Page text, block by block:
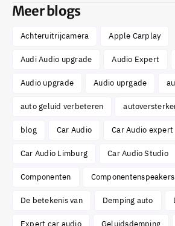
Meer blogs
Achteruitrijcamera Apple Carplay
Audi Audio upgrade Audio Expert
Audio upgrade Audio uprgade
auto geluid verbeteren
blog Car Audio Car Audio expert
Car Audio Limburg Car Audio Studio
Componenten Componentenspeakers
De betekenis van Demping auto